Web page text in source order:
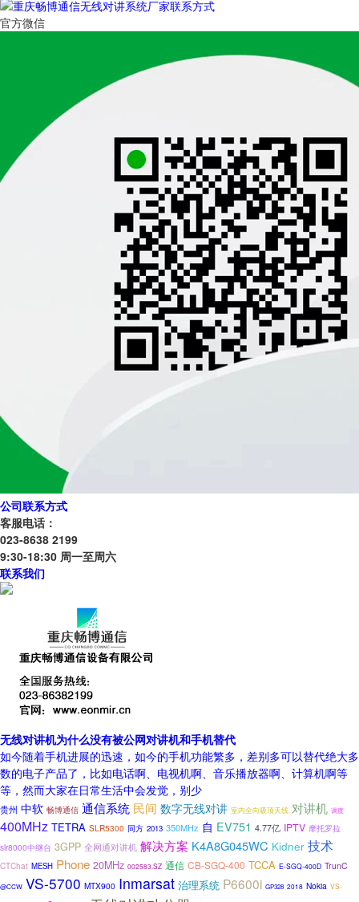
官方微信
公司联系方式
客服电话：
023-8638 2199
9:30-18:30 周一至周六
联系我们
无线对讲机为什么没有被公网对讲机和手机替代
如今随着手机进展的迅速，如今的手机功能繁多，差别多可以替代绝大多
数的电子产品了，比如电话啊、电视机啊、音乐播放器啊、计算机啊等
等，然而大家在日常生活中会发觉，别少
贵州 中软 畅博通信 通信系统 民间 数字无线对讲 室内全向吸顶天线 对讲机 调度
400MHz TETRA SLR5300 同方 2013 350MHz 自 EV751 4.77亿 IPTV 摩托罗拉
slr8000中继台 3GPP 全网通对讲机 解决方案 K4A8G045WC Kidner 技术
CTChat MESH Phone 20MHz 002583.SZ 通信 CB-SGQ-400 TCCA E-SGQ-400D TrunC
@CCW VS-5700 MTX900 Inmarsat 治理系统 P6600i GP328 2018 Nokia VS-